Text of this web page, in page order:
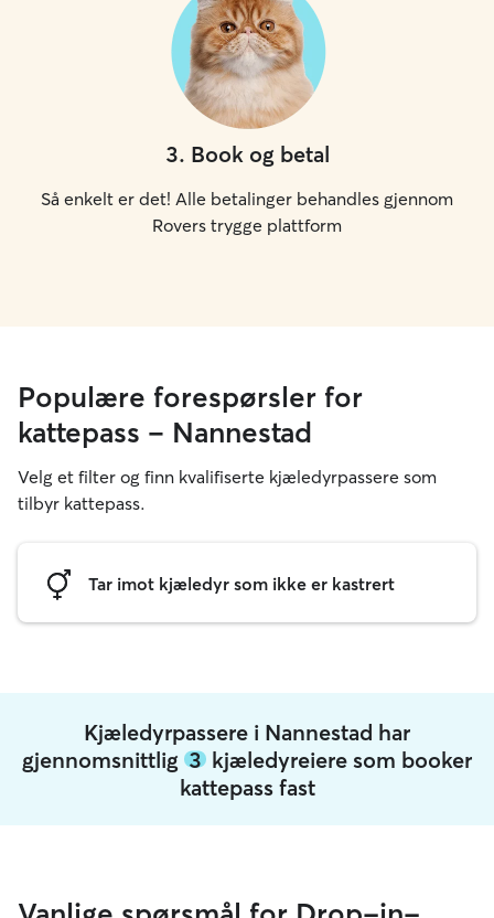
3. Book og betal
Så enkelt er det! Alle betalinger behandles gjennom
Rovers trygge plattform
Populære forespørsler for
kattepass – Nannestad
Velg et filter og finn kvalifiserte kjæledyrpassere som
tilbyr kattepass.
Tar imot kjæledyr som ikke er kastrert
Kjæledyrpassere i Nannestad har
gjennomsnittlig 3 kjæledyreiere som booker
kattepass fast